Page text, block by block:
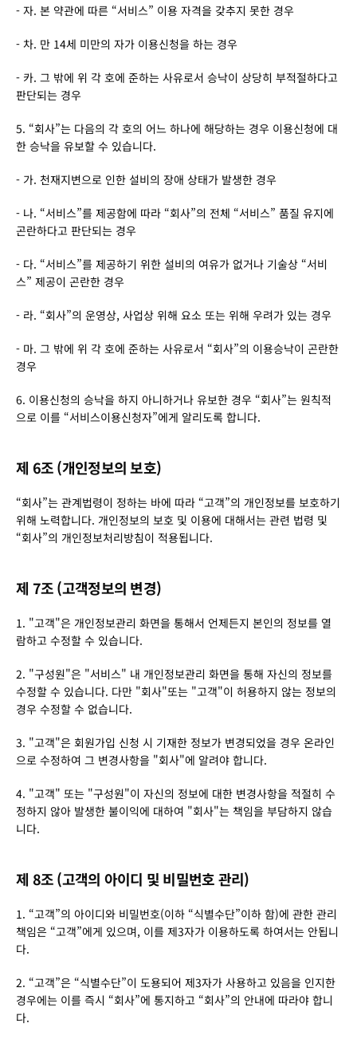
- 자. 본 약관에 따른 “서비스” 이용 자격을 갖추지 못한 경우
- 차. 만 14세 미만의 자가 이용신청을 하는 경우
- 카. 그 밖에 위 각 호에 준하는 사유로서 승낙이 상당히 부적절하다고
판단되는 경우
5. “회사”는 다음의 각 호의 어느 하나에 해당하는 경우 이용신청에 대
한 승낙을 유보할 수 있습니다.
- 가. 천재지변으로 인한 설비의 장애 상태가 발생한 경우
- 나. “서비스”를 제공함에 따라 “회사”의 전체 “서비스” 품질 유지에
곤란하다고 판단되는 경우
- 다. “서비스”를 제공하기 위한 설비의 여유가 없거나 기술상 “서비
스” 제공이 곤란한 경우
- 라. “회사”의 운영상, 사업상 위해 요소 또는 위해 우려가 있는 경우
- 마. 그 밖에 위 각 호에 준하는 사유로서 “회사”의 이용승낙이 곤란한
경우
6. 이용신청의 승낙을 하지 아니하거나 유보한 경우 “회사”는 원칙적
으로 이를 “서비스이용신청자”에게 알리도록 합니다.
제 6조 (개인정보의 보호)
“회사”는 관계법령이 정하는 바에 따라 “고객”의 개인정보를 보호하기
위해 노력합니다. 개인정보의 보호 및 이용에 대해서는 관련 법령 및
“회사”의 개인정보처리방침이 적용됩니다.
제 7조 (고객정보의 변경)
1. "고객"은 개인정보관리 화면을 통해서 언제든지 본인의 정보를 열
람하고 수정할 수 있습니다.
2. "구성원"은 "서비스" 내 개인정보관리 화면을 통해 자신의 정보를
수정할 수 있습니다. 다만 "회사"또는 "고객"이 허용하지 않는 정보의
경우 수정할 수 없습니다.
3. "고객"은 회원가입 신청 시 기재한 정보가 변경되었을 경우 온라인
으로 수정하여 그 변경사항을 "회사"에 알려야 합니다.
4. "고객" 또는 "구성원"이 자신의 정보에 대한 변경사항을 적절히 수
정하지 않아 발생한 불이익에 대하여 "회사"는 책임을 부담하지 않습
니다.
제 8조 (고객의 아이디 및 비밀번호 관리)
1. “고객”의 아이디와 비밀번호(이하 “식별수단”이하 함)에 관한 관리
책임은 “고객”에게 있으며, 이를 제3자가 이용하도록 하여서는 안됩니
다.
2. “고객”은 “식별수단”이 도용되어 제3자가 사용하고 있음을 인지한
경우에는 이를 즉시 “회사”에 통지하고 “회사”의 안내에 따라야 합니
다.